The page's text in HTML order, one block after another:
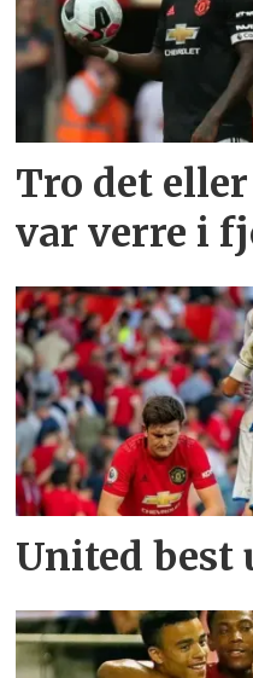
Tro det
var verre i
United best